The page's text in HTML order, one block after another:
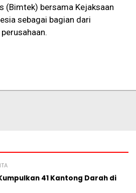
(Bimtek) bersama Kejaksaan
sebagai bagian dari
41 Kantong Darah di